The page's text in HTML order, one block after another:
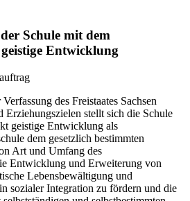
Schule mit dem
Entwicklung
des Freistaates Sachsen
stellt sich die Schule
geistige Entwicklung als
dem gesetzlich bestimmten
Art und Umfang des
Entwicklung und Erweiterung von
Lebensbewältigung und
sozialer Integration zu fördern und die